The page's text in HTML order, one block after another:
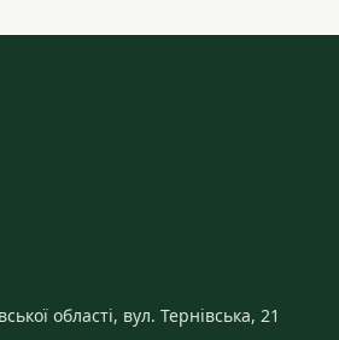
області, вул. Тернівська, 21